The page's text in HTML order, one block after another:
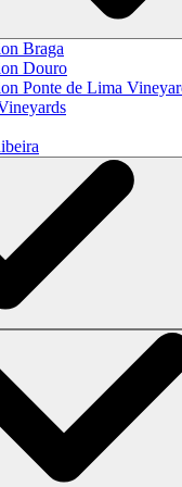
Braga
Douro
Ponte de Lima